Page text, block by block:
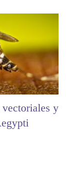
vectoriales y